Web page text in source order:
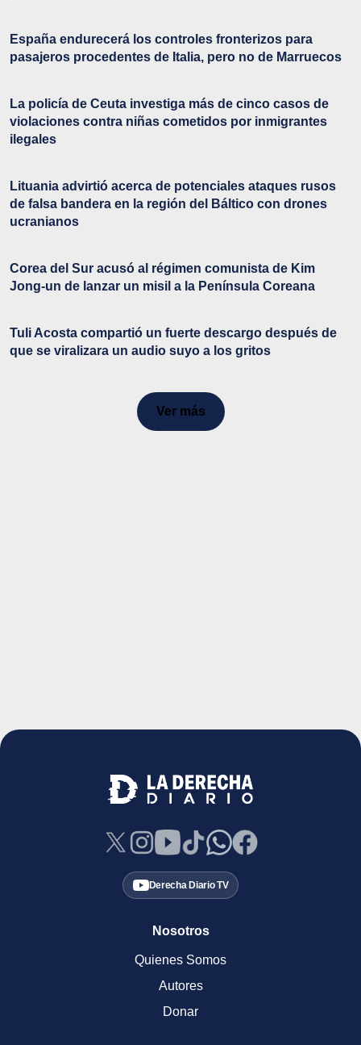
España endurecerá los controles fronterizos para
pasajeros procedentes de Italia, pero no de Marruecos
La policía de Ceuta investiga más de cinco casos de
violaciones contra niñas cometidos por inmigrantes
ilegales
Lituania advirtió acerca de potenciales ataques rusos
de falsa bandera en la región del Báltico con drones
ucranianos
Corea del Sur acusó al régimen comunista de Kim
Jong-un de lanzar un misil a la Península Coreana
Tuli Acosta compartió un fuerte descargo después de
que se viralizara un audio suyo a los gritos
Ver más
Derecha Diario TV
Nosotros
Quienes Somos
Autores
Donar